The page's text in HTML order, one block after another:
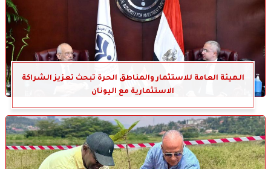
الهيئة العامة للاستثمار والمناطق الحرة تبحث تعزيز الشراكة
الاستثمارية مع اليونان